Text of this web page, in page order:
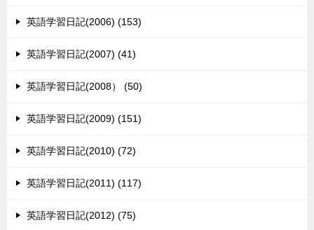
英語学習日記(2006) (153)
英語学習日記(2007) (41)
英語学習日記(2008） (50)
英語学習日記(2009) (151)
英語学習日記(2010) (72)
英語学習日記(2011) (117)
英語学習日記(2012) (75)